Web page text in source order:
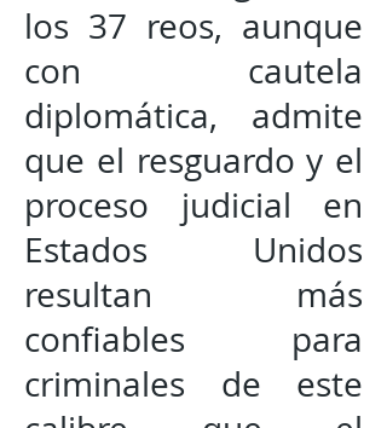
los 37 reos, aunque
con cautela
diplomática, admite
que el resguardo y el
proceso judicial en
Estados Unidos
resultan más
confiables para
criminales de este